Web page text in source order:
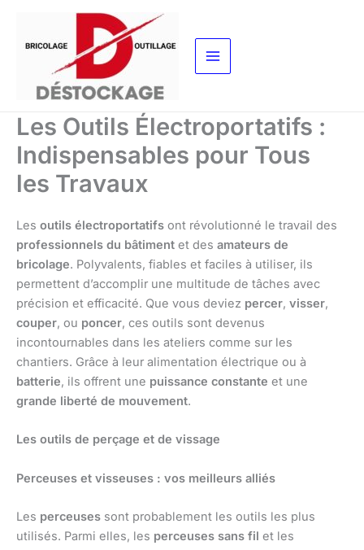
contenu
Les Outils Électroportatifs :
Indispensables pour Tous
les Travaux
Les outils électroportatifs ont révolutionné le travail des
professionnels du bâtiment et des amateurs de
bricolage. Polyvalents, fiables et faciles à utiliser, ils
permettent d’accomplir une multitude de tâches avec
précision et efficacité. Que vous deviez percer, visser,
couper, ou poncer, ces outils sont devenus
incontournables dans les ateliers comme sur les
chantiers. Grâce à leur alimentation électrique ou à
batterie, ils offrent une puissance constante et une
grande liberté de mouvement.
Les outils de perçage et de vissage
Perceuses et visseuses : vos meilleurs alliés
Les perceuses sont probablement les outils les plus
utilisés. Parmi elles, les perceuses sans fil et les